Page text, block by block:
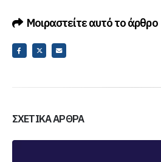
Μοιραστείτε αυτό το άρθρο
ΣΧΕΤΙΚΆ ΆΡΘΡΑ